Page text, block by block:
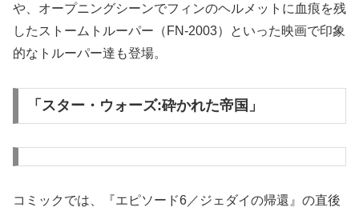
や、オープニングシーンでフィンのヘルメットに血痕を残
したストームトルーパー（FN-2003）といった映画で印象
的なトルーパー達も登場。
「スター・ウォーズ:砕かれた帝国」
コミックでは、『エピソード6／ジェダイの帰還』の直後